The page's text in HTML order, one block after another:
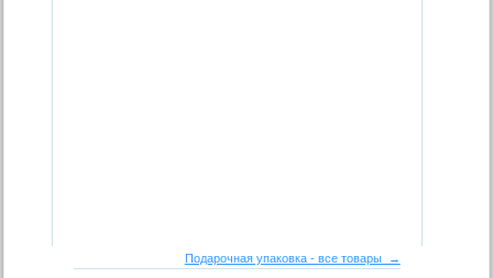
Подарочная упаковка - все товары →